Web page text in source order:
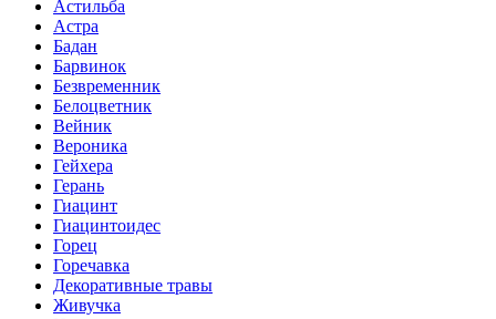
Астильба
Астра
Бадан
Барвинок
Безвременник
Белоцветник
Вейник
Вероника
Гейхера
Герань
Гиацинт
Гиацинтоидес
Горец
Горечавка
Декоративные травы
Живучка